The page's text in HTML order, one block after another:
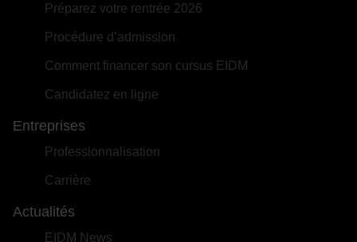
Préparez votre rentrée 2026
Procédure d’admission
Comment financer son cursus EIDM
Candidatez en ligne
Entreprises
Professionnalisation
Carrière
Actualités
EIDM News